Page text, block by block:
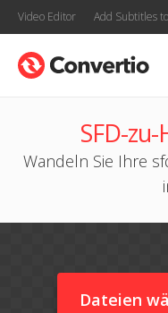
Video Editor Add Subtitles
SFD-
Wandeln Sie Ihre
Dateien